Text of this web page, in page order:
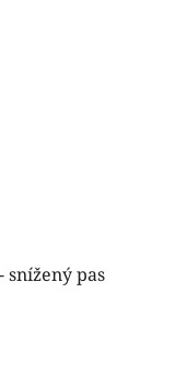
snížený pas